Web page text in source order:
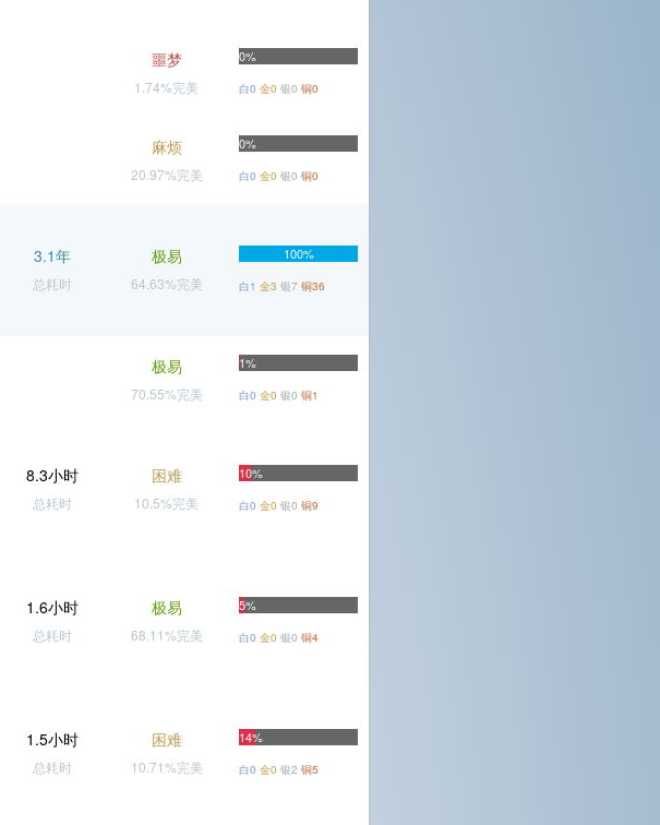
噩梦
1.74%完美
0%
白0 金0 银0 铜0
麻烦
20.97%完美
0%
白0 金0 银0 铜0
3.1年
总耗时
极易
64.63%完美
100%
白1 金3 银7 铜36
极易
70.55%完美
1%
白0 金0 银0 铜1
8.3小时
总耗时
困难
10.5%完美
10%
白0 金0 银0 铜9
1.6小时
总耗时
极易
68.11%完美
5%
白0 金0 银0 铜4
1.5小时
总耗时
困难
10.71%完美
14%
白0 金0 银2 铜5